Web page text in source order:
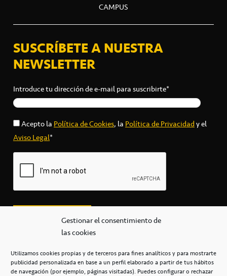
Gestionar el consentimiento de
las cookies
Utilizamos cookies propias y de terceros para fines analíticos y para mostrarte
publicidad personalizada en base a un perfil elaborado a partir de tus hábitos
de navegación (por ejemplo, páginas visitadas). Puedes configurar o rechazar
CAMPUS
SUSCRÍBETE A NUESTRA
NEWSLETTER
Introduce tu dirección de e-mail para suscribirte*
Acepto laPolítica de Cookies, laPolítica de Privacidady el
Aviso Legal*
secretaria@cbcanarias.es